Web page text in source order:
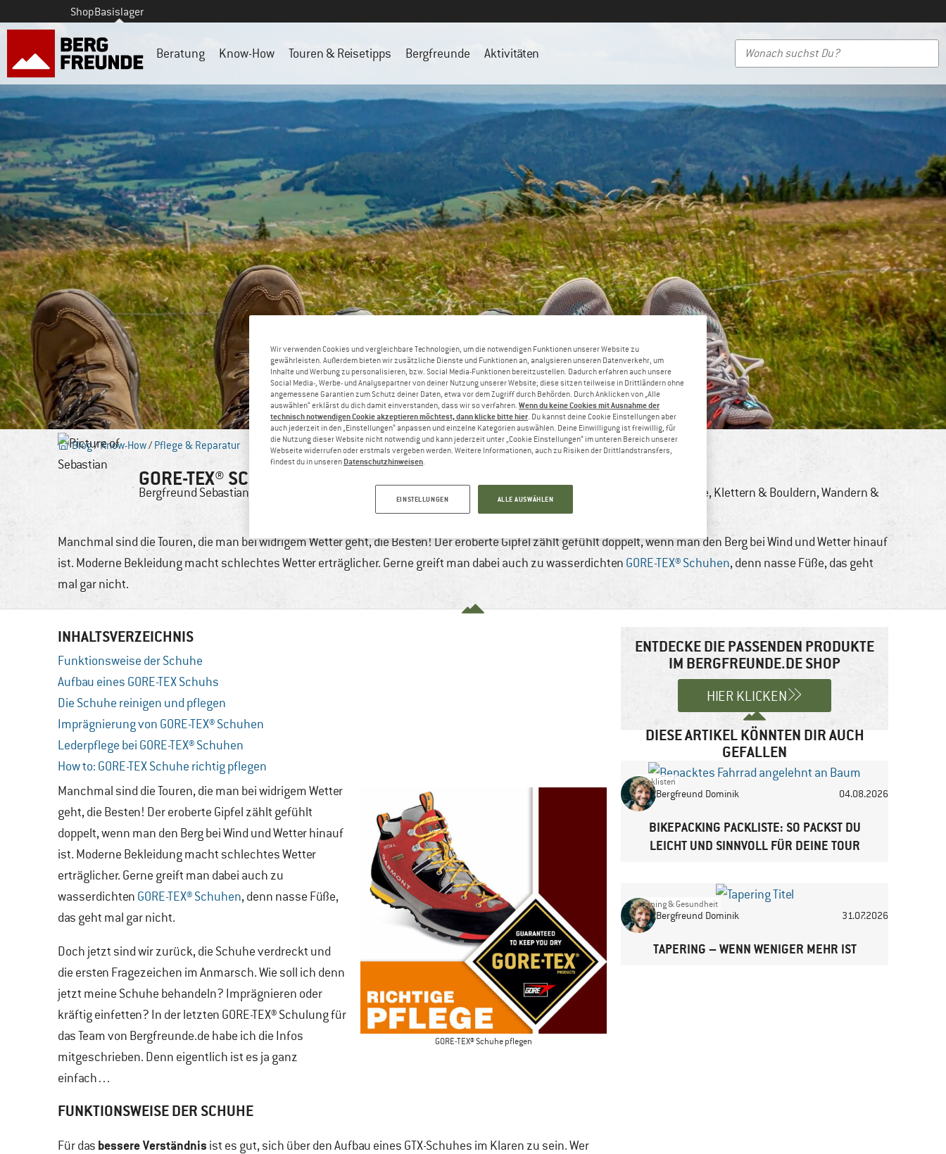
ShopBasislager
Beratung Know-How Touren & Reisetipps Bergfreunde Aktivitäten
Blog/Know-How/ Pflege & Reparatur
GORE-TEX® SCHUHE RICHTIG PFLEGEN
Bergfreund Sebastian Bike, Klettern & Bouldern,Wandern &
Trekking
Manchmal sind die Touren, die man bei widrigem Wetter geht, die Besten! Der eroberte Gipfel zählt gefühlt doppelt, wenn man den Berg bei Wind und Wetter hinauf
ist. Moderne Bekleidung macht schlechtes Wetter erträglicher. Gerne greift man dabei auch zu wasserdichten GORE-TEX® Schuhen, denn nasse Füße, das geht
mal gar nicht.
INHALTSVERZEICHNIS
Funktionsweise der Schuhe
Aufbau eines GORE-TEX Schuhs
Die Schuhe reinigen und pflegen
Imprägnierung von GORE-TEX® Schuhen
Lederpflege bei GORE-TEX® Schuhen
How to: GORE-TEX Schuhe richtig pflegen
GORE-TEX® Schuhe pflegen
Manchmal sind die Touren, die man bei widrigem Wetter
geht, die Besten! Der eroberte Gipfel zählt gefühlt
doppelt, wenn man den Berg bei Wind und Wetter hinauf
ist. Moderne Bekleidung macht schlechtes Wetter
erträglicher. Gerne greift man dabei auch zu
wasserdichten GORE-TEX® Schuhen, denn nasse Füße,
das geht mal gar nicht.
Doch jetzt sind wir zurück, die Schuhe verdreckt und
die ersten Fragezeichen im Anmarsch. Wie soll ich denn
jetzt meine Schuhe behandeln? Imprägnieren oder
kräftig einfetten? In der letzten GORE-TEX® Schulung für
das Team von Bergfreunde.de habe ich die Infos
mitgeschrieben. Denn eigentlich ist es ja ganz
einfach…
FUNKTIONSWEISE DER SCHUHE
Für das bessere Verständnis ist es gut, sich über den Aufbau eines GTX-Schuhes im Klaren zu sein. Wer
ENTDECKE DIE PASSENDEN PRODUKTE
IM BERGFREUNDE.DE SHOP
HIER KLICKEN
DIESE ARTIKEL KÖNNTEN DIR AUCH
GEFALLEN
Packlisten
Bergfreund Dominik 04.08.2026
BIKEPACKING PACKLISTE: SO PACKST DU
LEICHT UND SINNVOLL FÜR DEINE TOUR
Training & Gesundheit
Bergfreund Dominik 31.07.2026
TAPERING – WENN WENIGER MEHR IST
Wir verwenden Cookies und vergleichbare Technologien, um die notwendigen Funktionen unserer Website zu
gewährleisten. Außerdem bieten wir zusätzliche Dienste und Funktionen an, analysieren unseren Datenverkehr, um
Inhalte und Werbung zu personalisieren, bzw. Social Media-Funktionen bereitzustellen. Dadurch erfahren auch unsere
Social Media-, Werbe- und Analysepartner von deiner Nutzung unserer Website; diese sitzen teilweise in Drittländern ohne
angemessene Garantien zum Schutz deiner Daten, etwa vor dem Zugriff durch Behörden. Durch Anklicken von „Alle
auswählen“ erklärst du dich damit einverstanden, dass wir so verfahren. Wenn du keine Cookies mit Ausnahme der
technisch notwendigen Cookie akzeptieren möchtest, dann klicke bitte hier. Du kannst deine Cookie Einstellungen aber
auch jederzeit in den „Einstellungen“ anpassen und einzelne Kategorien auswählen. Deine Einwilligung ist freiwillig, für
die Nutzung dieser Website nicht notwendig und kann jederzeit unter „Cookie Einstellungen“ im unteren Bereich unserer
Webseite widerrufen oder erstmals vergeben werden. Weitere Informationen, auch zu Risiken der Drittlandstransfers,
findest du in unseren Datenschutzhinweisen.
EINSTELLUNGEN ALLE AUSWÄHLEN